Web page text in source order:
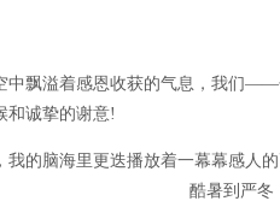
中飘溢着感恩收获的气息，我们
和诚挚的谢意!
我的脑海里更迭播放着一幕幕感人
酷暑到严冬